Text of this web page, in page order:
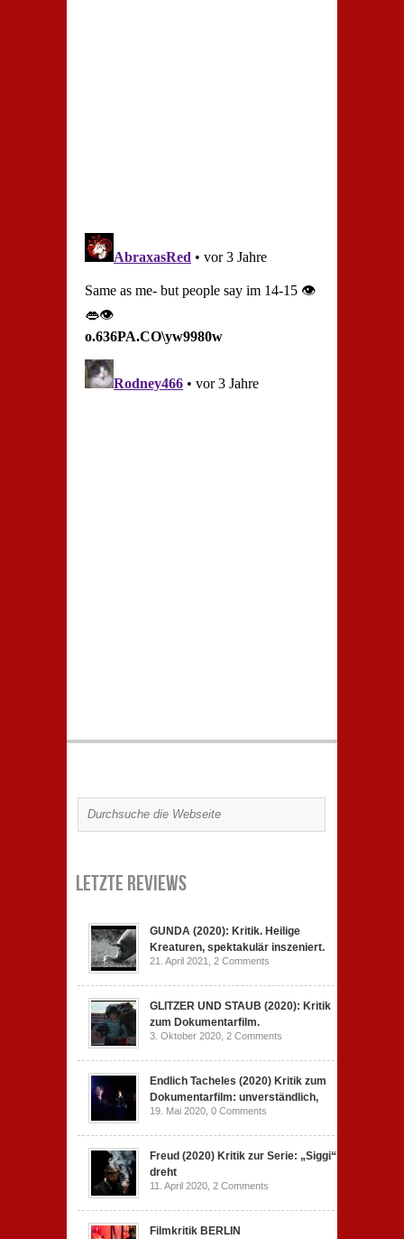
Letzte Reviews
GUNDA (2020): Kritik. Heilige
Kreaturen, spektakulär inszeniert.
21. April 2021, 2 Comments
GLITZER UND STAUB (2020): Kritik
zum Dokumentarfilm.
3. Oktober 2020, 2 Comments
Endlich Tacheles (2020) Kritik zum
Dokumentarfilm: unverständlich,
19. Mai 2020, 0 Comments
Freud (2020) Kritik zur Serie: „Siggi“
dreht
11. April 2020, 2 Comments
Filmkritik BERLIN